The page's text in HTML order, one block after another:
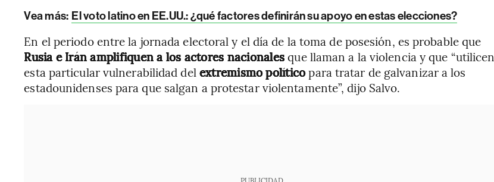
Vea más: El voto latino en EE.UU.: ¿qué factores definirán su apoyo en estas elecciones?
En el periodo entre la jornada electoral y el día de la toma de posesión, es probable que
Rusia e Irán amplifiquen a los actores nacionalesque llaman a la violencia y que “utilicen
esta particular vulnerabilidad del extremismo políticopara tratar de galvanizar a los
estadounidenses para que salgan a protestar violentamente”, dijo Salvo.